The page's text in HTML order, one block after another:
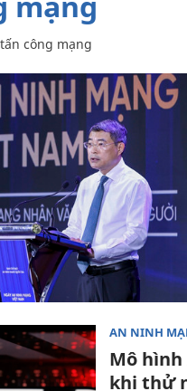
tấn công mạng
AN NINH
Mô
khi thử